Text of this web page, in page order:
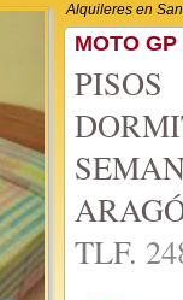
Alquileres en
MOTO
TLF.